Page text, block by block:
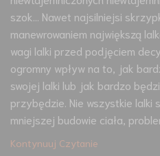
szok… Nawet najsilniejsi
manewrowaniem największą
wagi lalki przed podjęciem
ogromny wpływ na to, jak
swojej lalki lub jak bardzo
przybędzie. Nie wszystkie lalki
mniejszej budowie ciała,
Kontynuuj Czytanie